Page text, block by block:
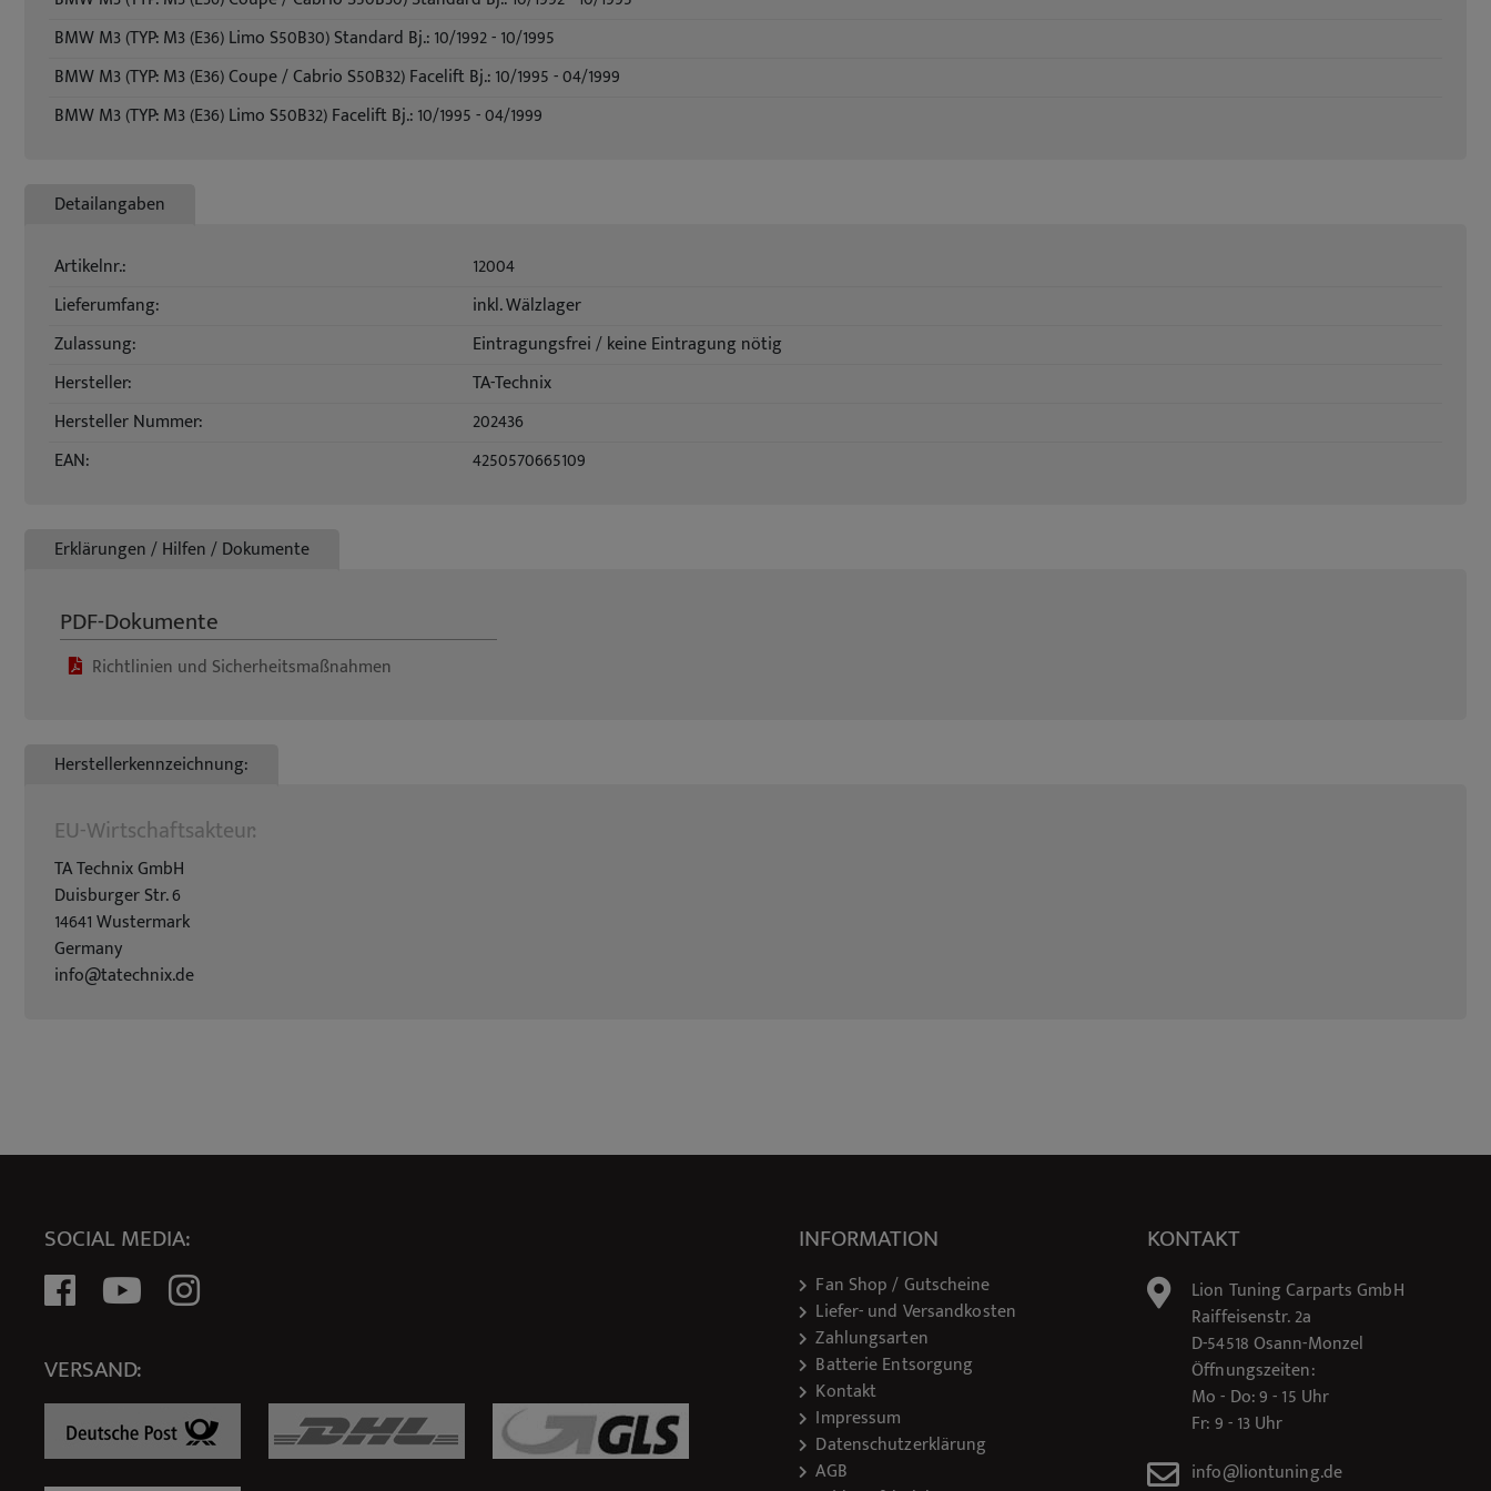
BMW M3 (TYP: M3 (E36) Limo S50B30) Standard Bj.: 10/1992 - 10/1995
BMW M3 (TYP: M3 (E36) Coupe / Cabrio S50B32) Facelift Bj.: 10/1995 - 04/1999
BMW M3 (TYP: M3 (E36) Limo S50B32) Facelift Bj.: 10/1995 - 04/1999
Detailangaben
Artikelnr.:
12004
Lieferumfang:
inkl. Wälzlager
Zulassung:
Eintragungsfrei / keine Eintragung nötig
Hersteller:
TA-Technix
Hersteller Nummer:
202436
EAN:
4250570665109
Erklärungen / Hilfen / Dokumente
PDF-Dokumente
Richtlinien und Sicherheitsmaßnahmen
Herstellerkennzeichnung:
EU-Wirtschaftsakteur:
TA Technix GmbH
Duisburger Str. 6
14641 Wustermark
Germany
info@tatechnix.de
SOCIAL MEDIA:
VERSAND:
INFORMATION
Fan Shop / Gutscheine
Liefer- und Versandkosten
Zahlungsarten
Batterie Entsorgung
Kontakt
Impressum
Datenschutzerklärung
AGB
KONTAKT
Lion Tuning Carparts GmbH
Raiffeisenstr. 2a
D-54518 Osann-Monzel
Öffnungszeiten:
Mo - Do: 9 - 15 Uhr
Fr: 9 - 13 Uhr
info@liontuning.de